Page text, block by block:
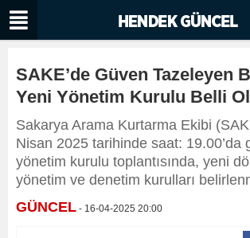
SAKE’de Güven Tazeleyen
Yeni Yönetim Kurulu Belli
Sakarya Arama Kurtarma Ekibi
Nisan 2025 tarihinde saat: 19.00’da
yönetim kurulu toplantısında, yeni
yönetim ve denetim kurulları
GÜNCEL - 16-04-2025 20:00